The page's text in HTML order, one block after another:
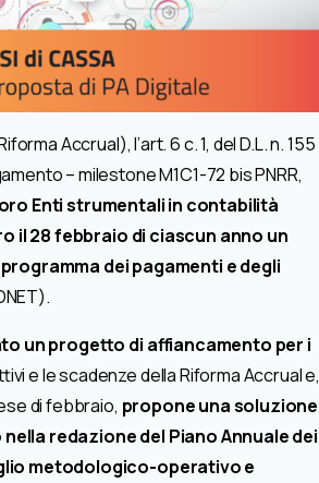
Accrual), l’art. 6 c. 1, del D.L. n. 155
– milestone M1C1-72 bis PNRR,
Enti strumentali in contabilità
il 28 febbraio di ciascun anno un
dei pagamenti e degli
un progetto di affiancamento per i
e le scadenze della Riforma Accrual e,
di febbraio, propone una soluzione
redazione del Piano Annuale dei
metodologico-operativo e